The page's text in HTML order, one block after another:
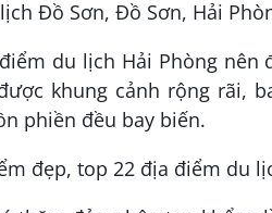
Đồ Sơn, Đồ Sơn, Hải
du lịch Hải Phòng
khung cảnh rộng rãi,
phiền đều bay biến.